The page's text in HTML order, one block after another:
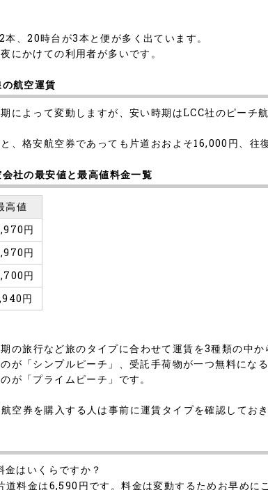
、20時台が3本と便が多く出ています。
にかけての利用者が多いです。
航空運賃
によって変動しますが、安い時期はLCC社のピー
、格安航空券であっても片道おおよそ16,000円、往
社の最安値と最高値料金一覧
高値
円
円
円
円
旅行など旅のタイプに合わせて運賃を3種類の中か
が「シンプルピーチ」、受託手荷物が一つ無料にな
が「プライムピーチ」です。
券を購入する人は事前に運賃タイプを確認しておき
はいくらですか？
料金は6,590円です。料金は変動するためお早めに